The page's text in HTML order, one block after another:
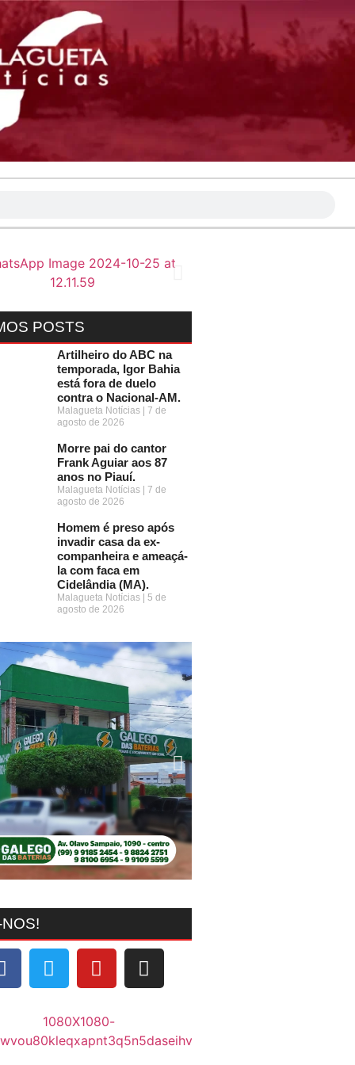
POSTS
Artilheiro do ABC na
temporada, Igor Bahia
está fora de duelo
contra o Nacional-AM.
Malagueta Notícias
7 de
agosto de 2026
Morre pai do cantor
Frank Aguiar aos 87
anos no Piauí.
Malagueta Notícias
7 de
agosto de 2026
Homem é preso após
invadir casa da ex-
companheira e ameaçá-
la com faca em
Cidelândia (MA).
Malagueta Notícias
5 de
agosto de 2026